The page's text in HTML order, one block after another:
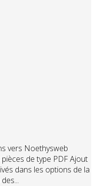
vers Noethysweb
de type PDF Ajout
dans les options de la